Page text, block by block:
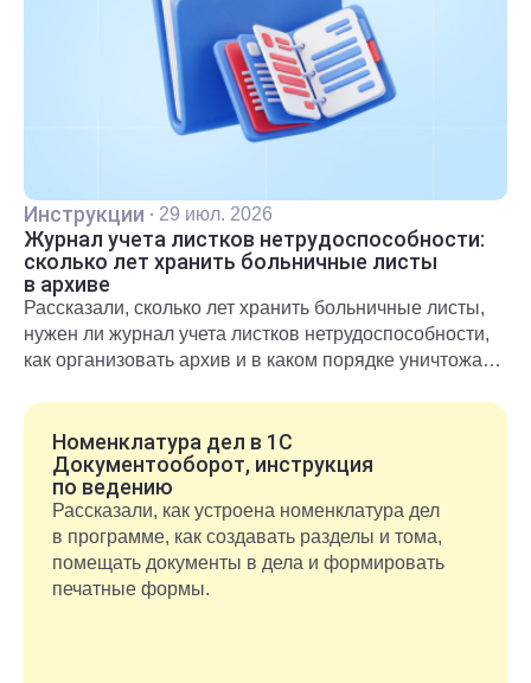
Инструкции · 29 июл. 2026
Журнал учета листков нетрудоспособности:
сколько лет хранить больничные листы
в архиве
Рассказали, сколько лет хранить больничные листы,
нужен ли журнал учета листков нетрудоспособности,
как организовать архив и в каком порядке уничтожать
Номенклатура дел в 1С
Документооборот, инструкция
по ведению
Рассказали, как устроена номенклатура дел
в программе, как создавать разделы и тома,
помещать документы в дела и формировать
печатные формы.